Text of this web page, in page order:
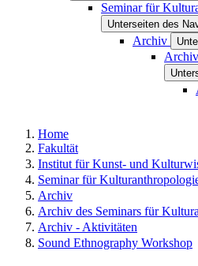
Seminar für
Unterseiten des
Archiv
Home
Fakultät
Institut für Kunst- und
Seminar für
Archiv
Archiv des Seminars für
Archiv - Aktivitäten
Sound Ethnography Workshop